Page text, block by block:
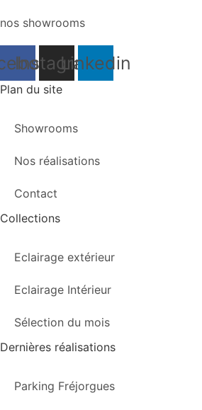
nos showrooms
Instagram
Linkedin
Plan du site
Showrooms
Nos réalisations
Contact
Collections
Eclairage extérieur
Eclairage Intérieur
Sélection du mois
Dernières réalisations
Parking Fréjorgues